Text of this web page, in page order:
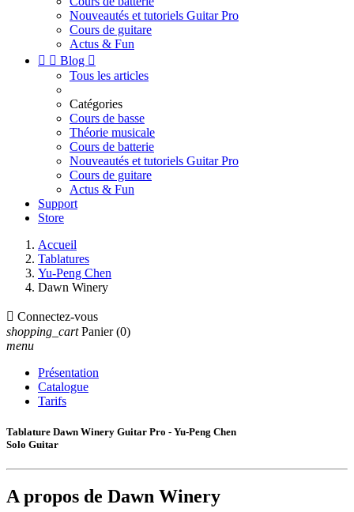
Nouveautés et tutoriels Guitar Pro
Cours de guitare
Actus & Fun
  Blog 
Tous les articles
Catégories
Cours de basse
Théorie musicale
Cours de batterie
Nouveautés et tutoriels Guitar Pro
Cours de guitare
Actus & Fun
Support
Store
Accueil
Tablatures
Yu-Peng Chen
Dawn Winery
 Connectez-vous
shopping_cart Panier (0)
menu
Présentation
Catalogue
Tarifs
Tablature Dawn Winery Guitar Pro - Yu-Peng Chen
Solo Guitar
A propos de Dawn Winery